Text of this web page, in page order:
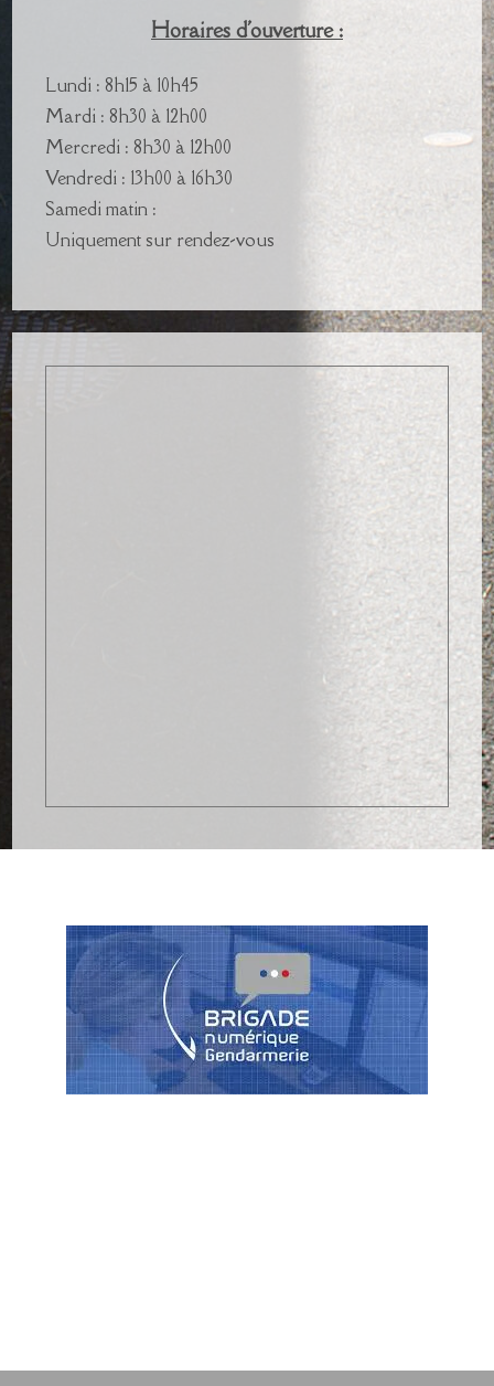
Horaires d'ouverture :
Lundi : 8h15 à 10h45
Mardi : 8h30 à 12h00
Mercredi : 8h30 à 12h00
Vendredi : 13h00 à 16h30
Samedi matin :
Uniquement sur rendez-vous